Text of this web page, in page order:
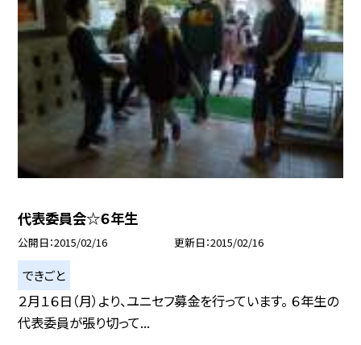
代表委員会☆６年生
公開日 2015/02/16 更新日 2015/02/16
できごと
２月１６日（月）より、ユニセフ募金を行っています。 ６年生の
代表委員が張り切って...